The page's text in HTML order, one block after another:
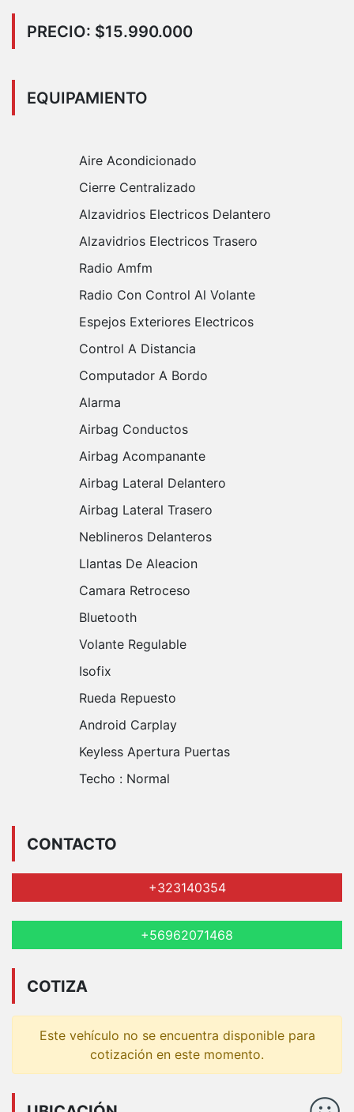
PRECIO: $15.990.000
EQUIPAMIENTO
Aire Acondicionado
Cierre Centralizado
Alzavidrios Electricos Delantero
Alzavidrios Electricos Trasero
Radio Amfm
Radio Con Control Al Volante
Espejos Exteriores Electricos
Control A Distancia
Computador A Bordo
Alarma
Airbag Conductos
Airbag Acompanante
Airbag Lateral Delantero
Airbag Lateral Trasero
Neblineros Delanteros
Llantas De Aleacion
Camara Retroceso
Bluetooth
Volante Regulable
Isofix
Rueda Repuesto
Android Carplay
Keyless Apertura Puertas
Techo : Normal
CONTACTO
+323140354
+56962071468
COTIZA
Este vehículo no se encuentra disponible para
cotización en este momento.